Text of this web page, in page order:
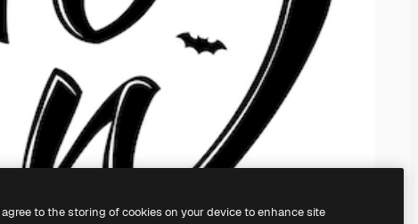
to the storing of cookies on your device to enhance site